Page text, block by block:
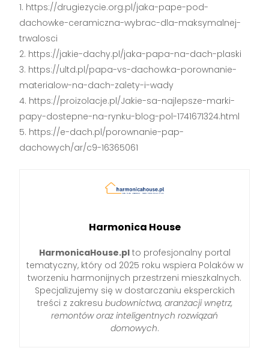
https://drugiezycie.org.pl/jaka-pape-pod-
dachowke-ceramiczna-wybrac-dla-maksymalnej-
trwalosci
https://jakie-dachy.pl/jaka-papa-na-dach-plaski
https://ultd.pl/papa-vs-dachowka-porownanie-
materialow-na-dach-zalety-i-wady
https://proizolacje.pl/Jakie-sa-najlepsze-marki-
papy-dostepne-na-rynku-blog-pol-1741671324.html
https://e-dach.pl/porownanie-pap-
dachowych/ar/c9-16365061
Harmonica House
HarmonicaHouse.plto profesjonalny portal
tematyczny, który od 2025 roku wspiera Polaków w
tworzeniu harmonijnych przestrzeni mieszkalnych.
Specjalizujemy się w dostarczaniu eksperckich
treści z zakresu budownictwa, aranżacji wnętrz,
remontów oraz inteligentnych rozwiązań
domowych.